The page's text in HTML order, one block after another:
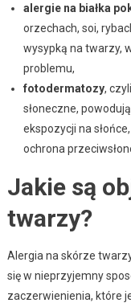
alergie na białka
orzechach, soi,
wysypką na twarzy,
problemu,
fotodermatozy,
słoneczne,
ekspozycji na
ochrona
Jakie są
twarzy?
Alergia na skórze
się w nieprzyjemny
zaczerwienienia, które